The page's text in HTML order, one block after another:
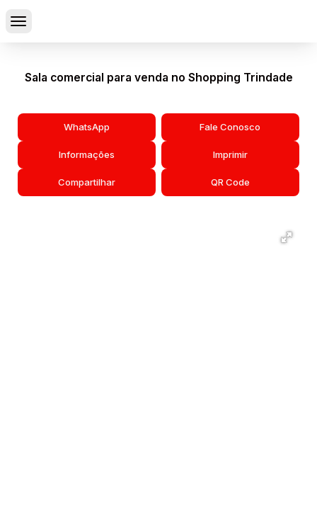
Sala comercial para venda no Shopping Trindade
WhatsApp Fale Conosco
Informações Imprimir
Compartilhar QR Code